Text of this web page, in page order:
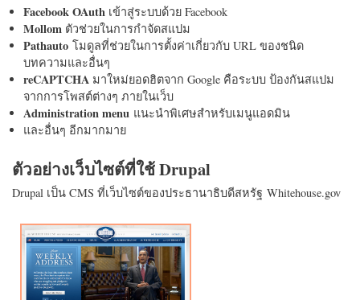
Facebook OAuth เข้าสู่ระบบด้วย Facebook
Mollom ตัวช่วยในการกำจัดสแปม
Pathauto โมดูลที่ช่วยในการตั้งค่าเกี่ยวกับ URL ของชนิด
บทความและอื่นๆ
reCAPTCHA มาใหม่ยอดฮิตจาก Google คือระบบ ป้องกันสแปม
จากการโพสต์ต่างๆ ภายในเว็บ
Administration menu แนะนำพิเศษสำหรับเมนูแอดมิน
และอื่นๆ อีกมากมาย
ตัวอย่างเว็บไซต์ที่ใช้ Drupal
Drupal เป็น CMS ที่เว็บไซต์ของประธานาธิบดีสหรัฐ Whitehouse.gov